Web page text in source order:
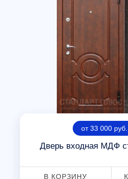
от 33 000 руб.
Дверь входная МДФ
В КОРЗИНУ